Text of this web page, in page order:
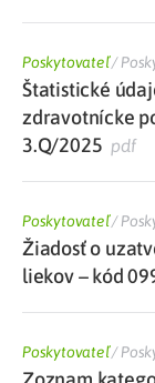
Poskytovateľ/
Štatistické
zdravotnícke
3.Q/2025 pdf
Poskytovateľ/
Žiadosť o
liekov – kód
Poskytovateľ/